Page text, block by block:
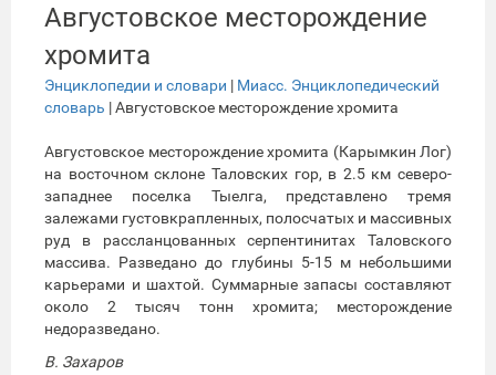
Августовское месторождение
хромита
Энциклопедии и словари | Миасс. Энциклопедический
словарь | Августовское месторождение хромита
Августовское месторождение хромита (Карымкин Лог)
на восточном склоне Таловских гор, в 2.5 км северо-
западнее поселка Тыелга, представлено тремя
залежами густовкрапленных, полосчатых и массивных
руд в рассланцованных серпентинитах Таловского
массива. Разведано до глубины 5-15 м небольшими
карьерами и шахтой. Суммарные запасы составляют
около 2 тысяч тонн хромита; месторождение
недоразведано.
В. Захаров